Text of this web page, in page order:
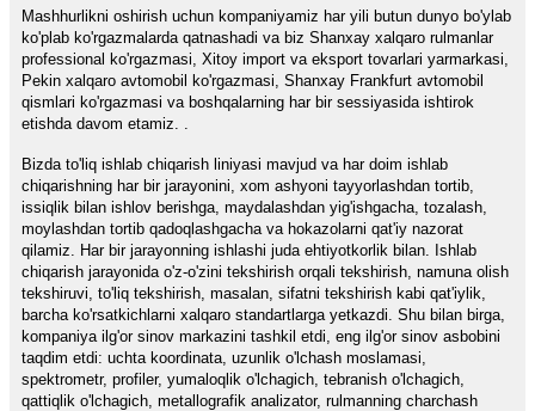
Mashhurlikni oshirish uchun kompaniyamiz har yili butun dunyo bo'ylab
ko'plab ko'rgazmalarda qatnashadi va biz Shanxay xalqaro rulmanlar
professional ko'rgazmasi, Xitoy import va eksport tovarlari yarmarkasi,
Pekin xalqaro avtomobil ko'rgazmasi, Shanxay Frankfurt avtomobil
qismlari ko'rgazmasi va boshqalarning har bir sessiyasida ishtirok
etishda davom etamiz. .
Bizda to'liq ishlab chiqarish liniyasi mavjud va har doim ishlab
chiqarishning har bir jarayonini, xom ashyoni tayyorlashdan tortib,
issiqlik bilan ishlov berishga, maydalashdan yig'ishgacha, tozalash,
moylashdan tortib qadoqlashgacha va hokazolarni qat'iy nazorat
qilamiz. Har bir jarayonning ishlashi juda ehtiyotkorlik bilan. Ishlab
chiqarish jarayonida o'z-o'zini tekshirish orqali tekshirish, namuna olish
tekshiruvi, to'liq tekshirish, masalan, sifatni tekshirish kabi qat'iylik,
barcha ko'rsatkichlarni xalqaro standartlarga yetkazdi. Shu bilan birga,
kompaniya ilg'or sinov markazini tashkil etdi, eng ilg'or sinov asbobini
taqdim etdi: uchta koordinata, uzunlik o'lchash moslamasi,
spektrometr, profiler, yumaloqlik o'lchagich, tebranish o'lchagich,
qattiqlik o'lchagich, metallografik analizator, rulmanning charchash